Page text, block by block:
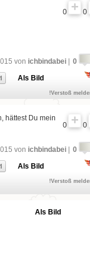
0 0
von ichbindabei
0
Als Bild
!Verstoß
0 0
hättest Du mein
von ichbindabei
0
Als Bild
!Verstoß
Als Bild